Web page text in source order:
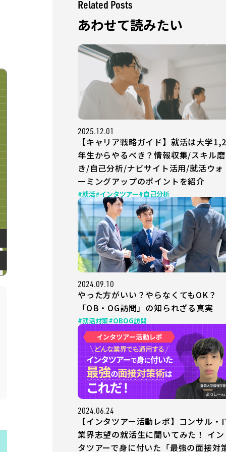
Related Posts
あわせて読みたい
2025.12.01
【キャリア戦略ガイド】就活は大学
年生からやるべき？情報収集/スキル磨
き/自己分析/ナビサイト活用/就活ウォ
ーミングアップのポイントを紹介
#就活#インタツアー#自己分析
2024.09.10
やった方がいい？やらなくてもOK？
「OB・OG訪問」の知られざる真実
#就活対策#OBOG訪問
2024.06.24
【インタツアー活動レポ】コンサル・
業界志望の就活生に聞いてみた！ イン
タツアーで身に付いた「最強の面接対